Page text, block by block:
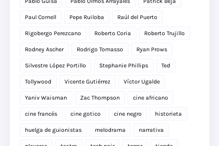
Paul Cornell Pepe Ruiloba Raúl del Puerto
Rigobergo Perezcano Roberto Coria Roberto Trujillo
Rodney Ascher Rodrigo Tomasso Ryan Prows
Silvestre López Portillo Stephanie Phillips Ted
Tollywood Vicente Gutiérrez Víctor Ugalde
Yaniv Waisman Zac Thompson cine africano
cine francés cine gotico cine negro historieta
huelga de guionistas melodrama narrativa